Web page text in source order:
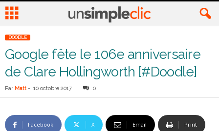
DOODLE
Google fête le 106e anniversaire
de Clare Hollingworth [#Doodle]
Par Matt - 10 octobre 2017 0
Facebook X Email Print